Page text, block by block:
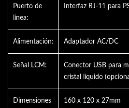
Puerto de
línea:
Interfaz RJ-11 para
Alimentación: Adaptador AC/DC
Señal LCM:
Conector USB para
cristal líquido
Dimensiones
160 x 120 x 27mm